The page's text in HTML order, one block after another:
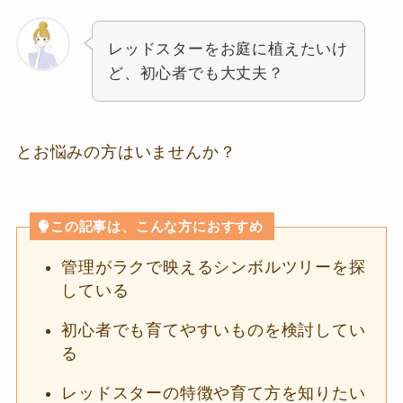
レッドスターをお庭に植えたいけ
ど、初心者でも大丈夫？
とお悩みの方はいませんか？
この記事は、こんな方におすすめ
管理がラクで映えるシンボルツリーを探
している
初心者でも育てやすいものを検討してい
る
レッドスターの特徴や育て方を知りたい